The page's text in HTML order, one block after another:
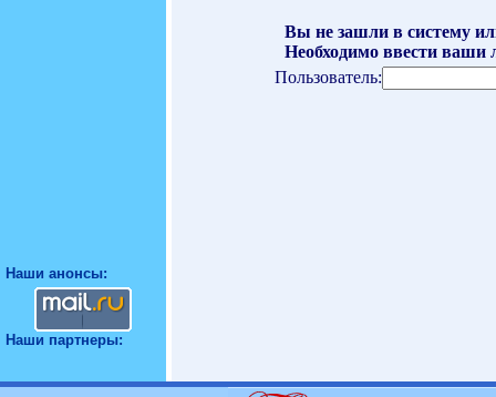
Наши анонсы:
Наши партнеры:
Вы не зашли в систему
Необходимо ввести ваши
Пользователь: